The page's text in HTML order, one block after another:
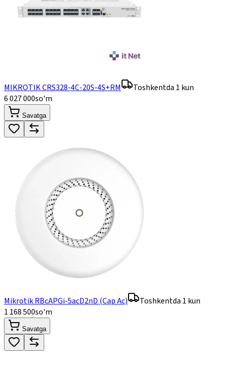
MIKROTIK CRS328-4C-20S-4S+RM
Toshkentda 1 kun
6 027 000so'm
Savatga
Mikrotik RBcAPGi-5acD2nD (Cap Ac)
Toshkentda 1 kun
1 168 500so'm
Savatga